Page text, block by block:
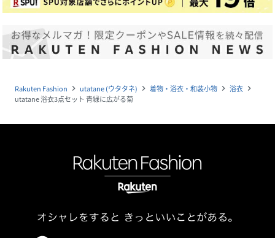
Rakuten Fashion navigate_next utatane (ウタタネ) navigate_next 着物・浴衣・和装小物 navigate_next 浴衣 navigate_next
utatane 浴衣3点セット 青緑に広がる菊